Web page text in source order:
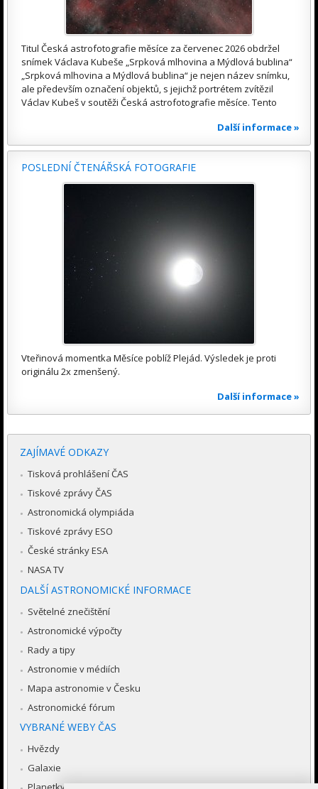
Titul Česká astrofotografie měsíce za červenec 2026 obdržel
snímek Václava Kubeše „Srpková mlhovina a Mýdlová bublina“
„Srpková mlhovina a Mýdlová bublina“ je nejen název snímku,
ale především označení objektů, s jejichž portrétem zvítězil
Václav Kubeš v soutěži Česká astrofotografie měsíce. Tento
Další informace »
POSLEDNÍ ČTENÁŘSKÁ FOTOGRAFIE
Vteřinová momentka Měsíce poblíž Plejád. Výsledek je proti
originálu 2x zmenšený.
Další informace »
ZAJÍMAVÉ ODKAZY
Tisková prohlášení ČAS
Tiskové zprávy ČAS
Astronomická olympiáda
Tiskové zprávy ESO
České stránky ESA
NASA TV
DALŠÍ ASTRONOMICKÉ INFORMACE
Světelné znečištění
Astronomické výpočty
Rady a tipy
Astronomie v médiích
Mapa astronomie v Česku
Astronomické fórum
VYBRANÉ WEBY ČAS
Hvězdy
Galaxie